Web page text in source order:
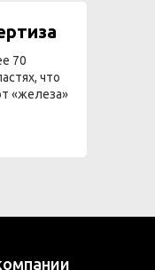
70
что
«железа»